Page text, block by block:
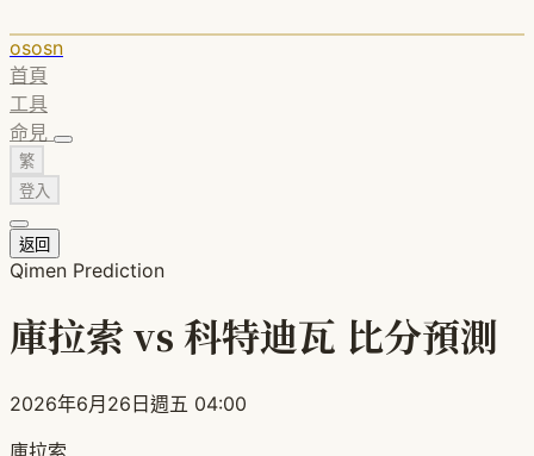
ososn
首頁
工具
命見
繁
登入
返回
Qimen Prediction
庫拉索 vs 科特迪瓦 比分預測
2026年6月26日週五 04:00
庫拉索